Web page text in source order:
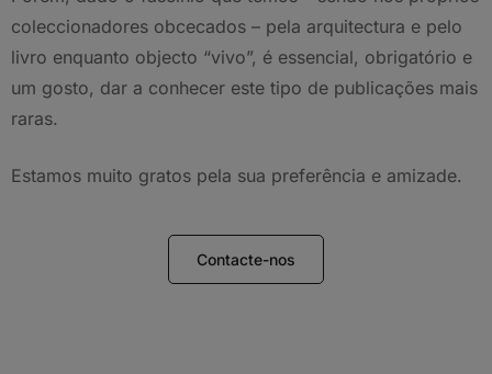
coleccionadores obcecados – pela arquitectura e pelo
livro enquanto objecto “vivo”, é essencial, obrigatório e
um gosto, dar a conhecer este tipo de publicações mais
raras.
Estamos muito gratos pela sua preferência e amizade.
Contacte-nos